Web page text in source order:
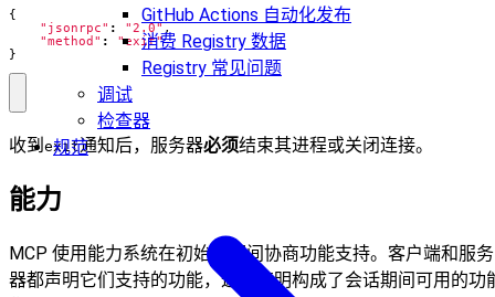
GitHub Actions 自动化发布
消费 Registry 数据
Registry 常见问题
调试
检查器
规范
{
"jsonrpc" : "2.0",
"method" :
"exit"
}
收到 exit通知后，服务器必须结束其进程或关闭连接。
能力
MCP 使用能力系统在初始化期间协商功能支持。客户端和服务
器都声明它们支持的功能，这些声明构成了会话期间可用的功